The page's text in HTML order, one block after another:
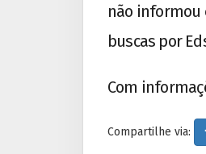
não informou
buscas por
Com
Compartilhe via: